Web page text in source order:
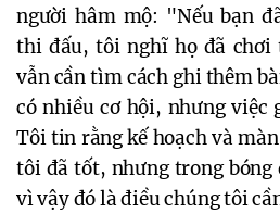
người hâm mộ: "Nếu bạn
thi đấu, tôi nghĩ họ đã chơi
vẫn cần tìm cách ghi thêm
có nhiều cơ hội, nhưng việc
Tôi tin rằng kế hoạch và
tôi đã tốt, nhưng trong bóng
vì vậy đó là điều chúng tôi